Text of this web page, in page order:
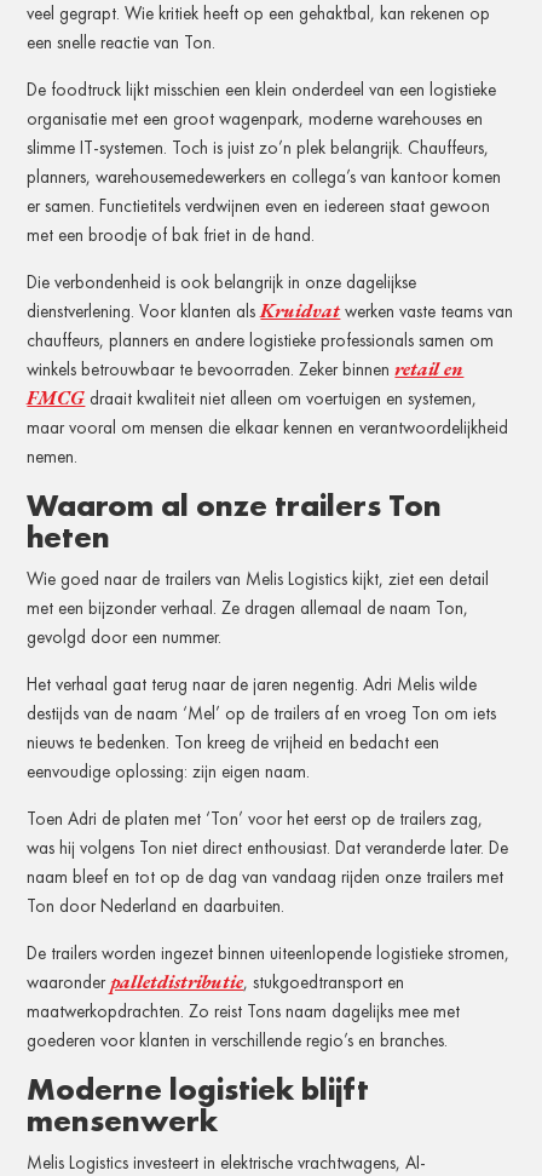
veel gegrapt. Wie kritiek heeft op een gehaktbal, kan rekenen op
een snelle reactie van Ton.
De foodtruck lijkt misschien een klein onderdeel van een logistieke
organisatie met een groot wagenpark, moderne warehouses en
slimme IT-systemen. Toch is juist zo’n plek belangrijk. Chauffeurs,
planners, warehousemedewerkers en collega’s van kantoor komen
er samen. Functietitels verdwijnen even en iedereen staat gewoon
met een broodje of bak friet in de hand.
Die verbondenheid is ook belangrijk in onze dagelijkse
dienstverlening. Voor klanten alsKruidvatwerken vaste teams van
chauffeurs, planners en andere logistieke professionals samen om
winkels betrouwbaar te bevoorraden. Zeker binnenretail en
FMCG draait kwaliteit niet alleen om voertuigen en systemen,
maar vooral om mensen die elkaar kennen en verantwoordelijkheid
nemen.
Waarom al onze trailers Ton
heten
Wie goed naar de trailers van Melis Logistics kijkt, ziet een detail
met een bijzonder verhaal. Ze dragen allemaal de naam Ton,
gevolgd door een nummer.
Het verhaal gaat terug naar de jaren negentig. Adri Melis wilde
destijds van de naam ‘Mel’ op de trailers af en vroeg Ton om iets
nieuws te bedenken. Ton kreeg de vrijheid en bedacht een
eenvoudige oplossing: zijn eigen naam.
Toen Adri de platen met ‘Ton’ voor het eerst op de trailers zag,
was hij volgens Ton niet direct enthousiast. Dat veranderde later. De
naam bleef en tot op de dag van vandaag rijden onze trailers met
Ton door Nederland en daarbuiten.
De trailers worden ingezet binnen uiteenlopende logistieke stromen,
waaronderpalletdistributie, stukgoedtransport en
maatwerkopdrachten. Zo reist Tons naam dagelijks mee met
goederen voor klanten in verschillende regio’s en branches.
Moderne logistiek blijft
mensenwerk
Melis Logistics investeert in elektrische vrachtwagens, AI-